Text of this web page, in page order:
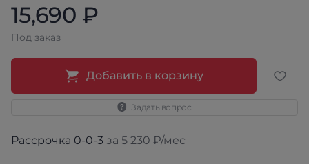
15,690 ₽
Под заказ
Добавить в корзину
Задать вопрос
Рассрочка 0-0-3 за 5 230 ₽/мес